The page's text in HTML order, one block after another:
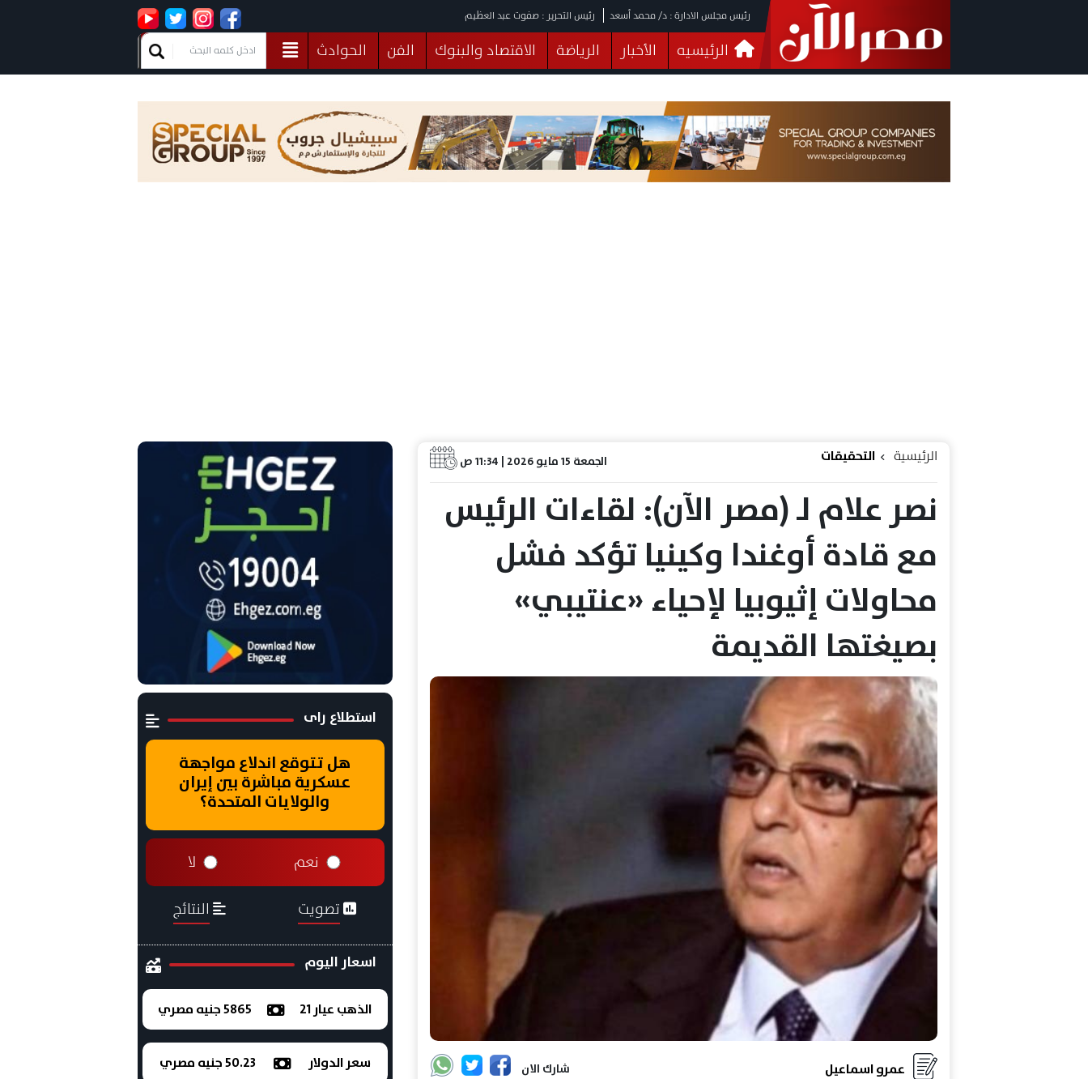
رئيس مجلس الادارة : د/ محمد أسعد رئيس التحرير : صفوت عبد العظيم
الرئيسيه الأخبار الرياضة الاقتصاد والبنوك الفن
الحوادث
فيديوهات
البرلمان صحة الثقافة خدمات منوعات
الجمعة 15 مايو 2026 | 11:34 ص الرئيسية التحقيقات
نصر علام لـ (مصر الآن): لقاءات الرئيس
مع قادة أوغندا وكينيا تؤكد فشل
محاولات إثيوبيا لإحياء «عنتيبي»
بصيغتها القديمة
شارك الان عمرو اسماعيل
استطلاع راى
هل تتوقع اندلاع مواجهة
عسكرية مباشرة بين إيران
والولايات المتحدة؟
نعم لا
تصويت النتائج
اسعار اليوم
الذهب عيار 21 5865 جنيه مصري
سعر الدولار 50.23 جنيه مصري